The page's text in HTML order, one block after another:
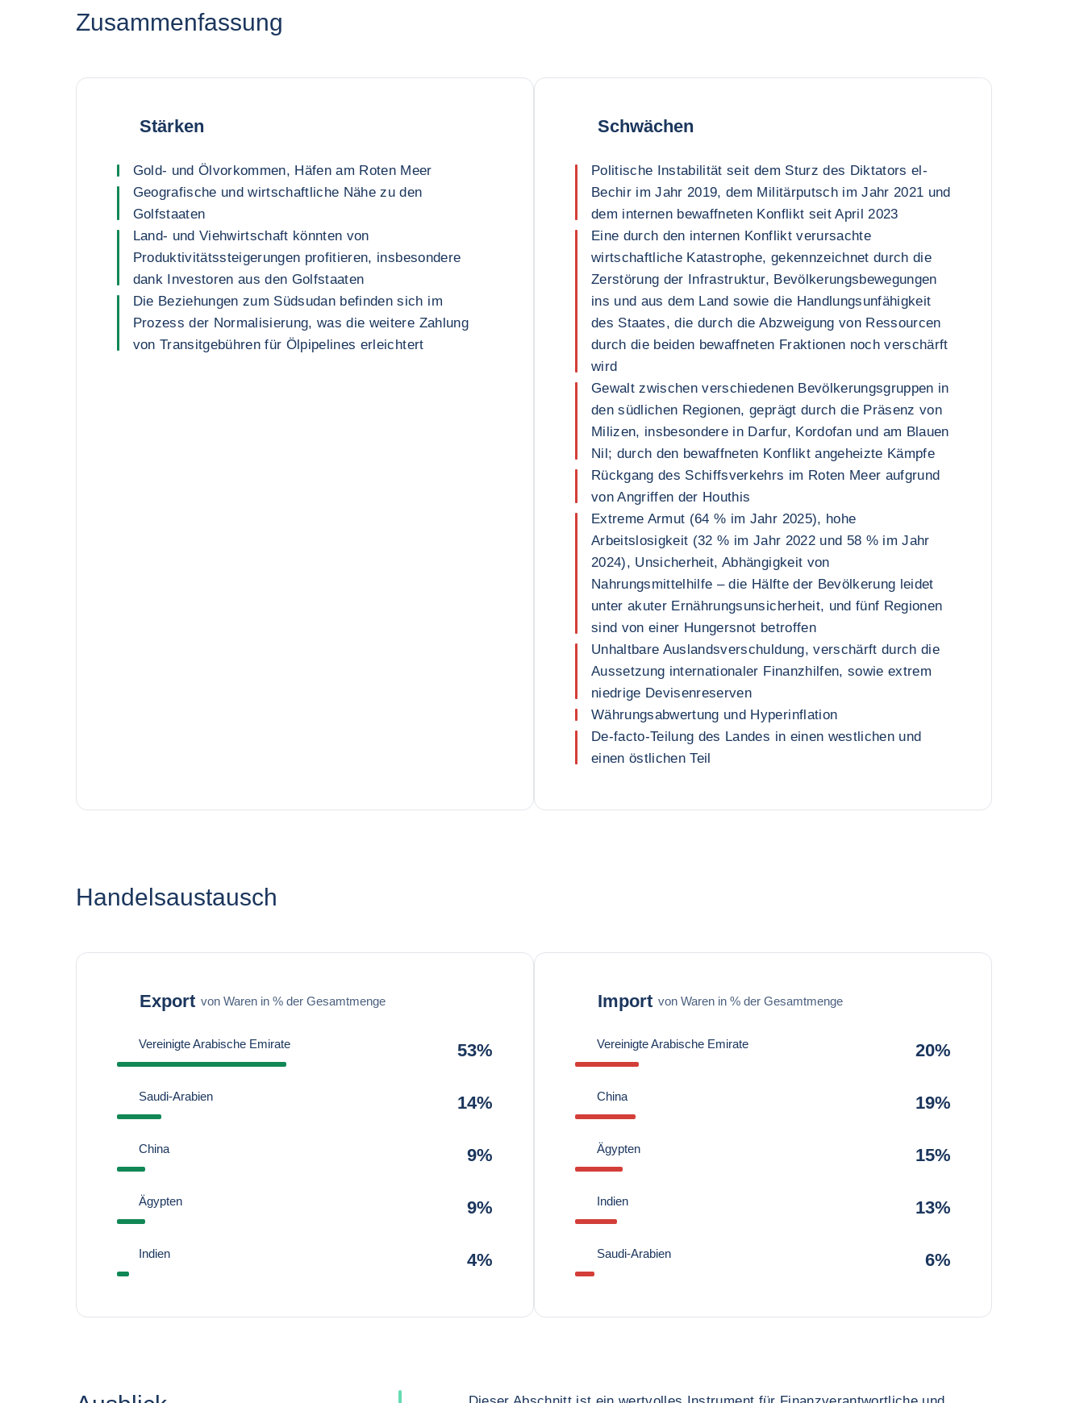
Zusammenfassung
Stärken
Gold- und Ölvorkommen, Häfen am Roten Meer
Geografische und wirtschaftliche Nähe zu den
Golfstaaten
Land- und Viehwirtschaft könnten von
Produktivitätssteigerungen profitieren, insbesondere
dank Investoren aus den Golfstaaten
Die Beziehungen zum Südsudan befinden sich im
Prozess der Normalisierung, was die weitere Zahlung
von Transitgebühren für Ölpipelines erleichtert
Schwächen
Politische Instabilität seit dem Sturz des Diktators el-
Bechir im Jahr 2019, dem Militärputsch im Jahr 2021 und
dem internen bewaffneten Konflikt seit April 2023
Eine durch den internen Konflikt verursachte
wirtschaftliche Katastrophe, gekennzeichnet durch die
Zerstörung der Infrastruktur, Bevölkerungsbewegungen
ins und aus dem Land sowie die Handlungsunfähigkeit
des Staates, die durch die Abzweigung von Ressourcen
durch die beiden bewaffneten Fraktionen noch verschärft
wird
Gewalt zwischen verschiedenen Bevölkerungsgruppen in
den südlichen Regionen, geprägt durch die Präsenz von
Milizen, insbesondere in Darfur, Kordofan und am Blauen
Nil; durch den bewaffneten Konflikt angeheizte Kämpfe
Rückgang des Schiffsverkehrs im Roten Meer aufgrund
von Angriffen der Houthis
Extreme Armut (64 % im Jahr 2025), hohe
Arbeitslosigkeit (32 % im Jahr 2022 und 58 % im Jahr
2024), Unsicherheit, Abhängigkeit von
Nahrungsmittelhilfe – die Hälfte der Bevölkerung leidet
unter akuter Ernährungsunsicherheit, und fünf Regionen
sind von einer Hungersnot betroffen
Unhaltbare Auslandsverschuldung, verschärft durch die
Aussetzung internationaler Finanzhilfen, sowie extrem
niedrige Devisenreserven
Währungsabwertung und Hyperinflation
De-facto-Teilung des Landes in einen westlichen und
einen östlichen Teil
Handelsaustausch
Export von Waren in % der Gesamtmenge
Vereinigte Arabische Emirate 53%
Saudi-Arabien 14%
China 9%
Ägypten 9%
Indien 4%
Import von Waren in % der Gesamtmenge
Vereinigte Arabische Emirate 20%
China 19%
Ägypten 15%
Indien 13%
Saudi-Arabien 6%